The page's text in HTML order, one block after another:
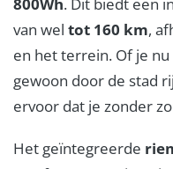
van wel tot 160 km,
en het terrein. Of je
gewoon door de stad
ervoor dat je zonder
Het geïntegreerde